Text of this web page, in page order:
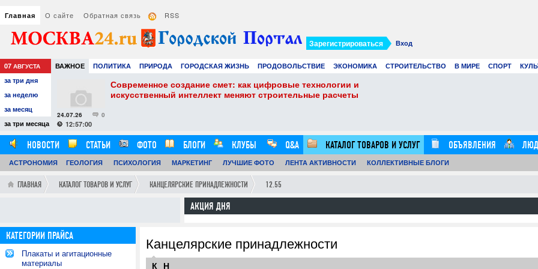
Главная О сайте Обратная связь RSS
Вход
Зарегистрироваться
07 АВГУСТА ВАЖНОЕ ПОЛИТИКА ПРИРОДА ГОРОДСКАЯ ЖИЗНЬ ПРОДОВОЛЬСТВИЕ ЭКОНОМИКА СТРОИТЕЛЬСТВО В МИРЕ СПОРТ
РАЗВЛЕЧЕНИЯ И ОТДЫХ
за три дня
за неделю
за месяц
за три месяца
и
0
24.07.26
12:57:00
Современное создание смет: как цифровые технологии и
искусственный интеллект меняют строительные расчеты
НОВОСТИ СТАТЬИ ФОТО БЛОГИ КЛУБЫ Q&A КАТАЛОГ ТОВАРОВ И УСЛУГ ОБЪЯВЛЕНИЯ
АСТРОНОМИЯ ГЕОЛОГИЯ ПСИХОЛОГИЯ МАРКЕТИНГ ЛУЧШИЕ ФОТО ЛЕНТА АКТИВНОСТИ КОЛЛЕКТИВНЫЕ БЛОГИ
ГЛАВНАЯ КАТАЛОГ ТОВАРОВ И УСЛУГ КАНЦЕЛЯРСКИЕ ПРИНАДЛЕЖНОСТИ 12.55
АКЦИЯ ДНЯ
Канцелярские принадлежности
К Н
КАТЕГОРИИ ПРАЙСА
Плакаты и агитационные
материалы